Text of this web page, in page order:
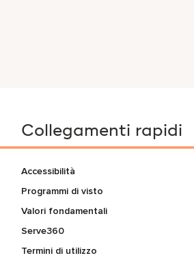
Collegamenti rapidi
Accessibilità
Programmi di visto
Valori fondamentali
Serve360
Termini di utilizzo